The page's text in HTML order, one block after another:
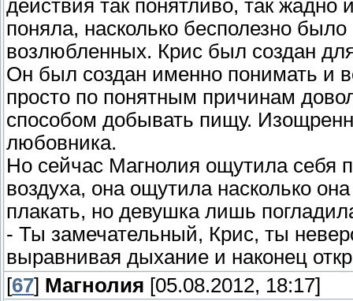
действия так понятливо, так жадно
поняла, насколько бесполезно
возлюбленных. Крис был создан
Он был создан именно понимать и
просто по понятным причинам
способом добывать пищу.
любовника.
Но сейчас Магнолия ощутила себя
воздуха, она ощутила насколько
плакать, но девушка лишь
- Ты замечательный, Крис, ты
выравнивая дыхание и наконец
[67] Магнолия [05.08.2012, 18:17]